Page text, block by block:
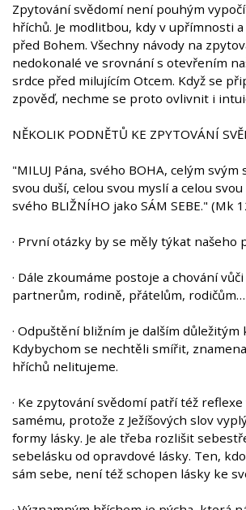
Zpytování svědomí není pouhým
hříchů. Je modlitbou, kdy v upřímnosti
před Bohem. Všechny návody na
nedokonalé ve srovnání s otevřením
srdce před milujícím Otcem. Když se
zpověď, nechme se proto ovlivnit i
NĚKOLIK PODNĚTŮ KE ZPYTOVÁNÍ
"MILUJ Pána, svého BOHA, celým svým
svou duší, celou svou myslí a celou
svého BLIŽNÍHO jako SÁM SEBE." (Mk
· První otázky by se měly týkat našeho
· Dále zkoumáme postoje a chování
partnerům, rodině, přátelům, rodičům…
· Odpuštění bližním je dalším důležitým
Kdybychom se nechtěli smířit,
hříchů nelitujeme.
· Ke zpytování svědomí patří též
samému, protože z Ježíšových slov
formy lásky. Je ale třeba rozlišit
sebelásku od opravdové lásky. Ten,
sám sebe, není též schopen lásky ke